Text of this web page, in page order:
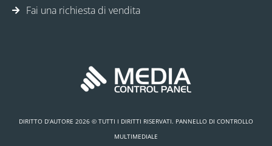
Fai una richiesta di vendita
DIRITTO D’AUTORE 2026 © TUTTI I DIRITTI RISERVATI. PANNELLO DI CONTROLLO
MULTIMEDIALE